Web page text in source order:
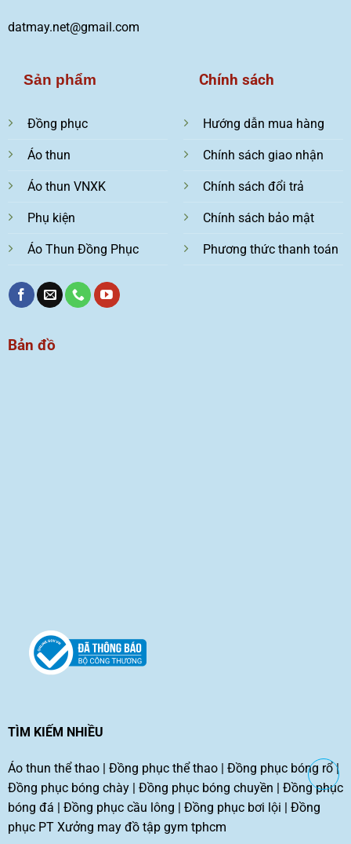
datmay.net@gmail.com
Sản phẩm
Đồng phục
Áo thun
Áo thun VNXK
Phụ kiện
Áo Thun Đồng Phục
Chính sách
Hướng dẫn mua hàng
Chính sách giao nhận
Chính sách đổi trả
Chính sách bảo mật
Phương thức thanh toán
Bản đồ
TÌM KIẾM NHIỀU
Áo thun thể thao| Đồng phục thể thao| Đồng phục bóng rổ|
Đồng phục bóng chày| Đồng phục bóng chuyền | Đồng phục
bóng đá | Đồng phục cầu lông | Đồng phục bơi lội | Đồng
phục PT Xưởng may đồ tập gym tphcm